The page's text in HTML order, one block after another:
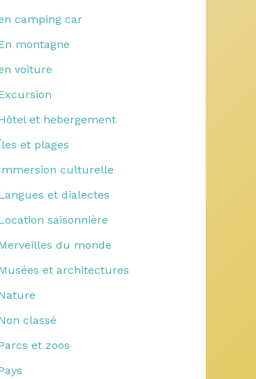
camping car
montagne
voiture
et hebergement
et plages
culturelle
et dialectes
saisonnière
du monde
et architectures
classé
et zoos